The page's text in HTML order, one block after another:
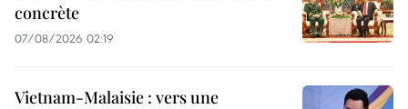
concrète
07/08/2026 02:19
Vietnam-Malaisie : vers une